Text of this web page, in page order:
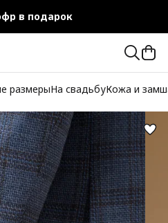
в подарок
заказе от 10 000 руб.
размерыНа свадьбуКожа и